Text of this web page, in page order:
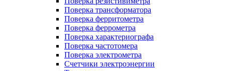
Поверка трансформатора
Поверка ферритометра
Поверка феррометра
Поверка характериографа
Поверка частотомера
Поверка электрометра
Счетчики электроэнергии